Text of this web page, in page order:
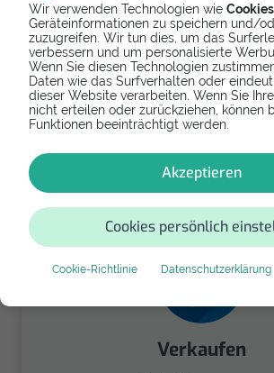
Wir verwenden Technologien wie Cookies
Geräteinformationen zu speichern und/
zuzugreifen. Wir tun dies, um das
verbessern und um personalisierte
Wenn Sie diesen Technologien
Daten wie das Surfverhalten oder
dieser Website verarbeiten. Wenn Sie
nicht erteilen oder zurückziehen, können
Funktionen beeinträchtigt werden.
Akzeptieren
Cookies persönlich
Cookie-Richtlinie Datenschutzerklärung
Spenden
Spende Dein Gerät
für einen guten
Verkaufen